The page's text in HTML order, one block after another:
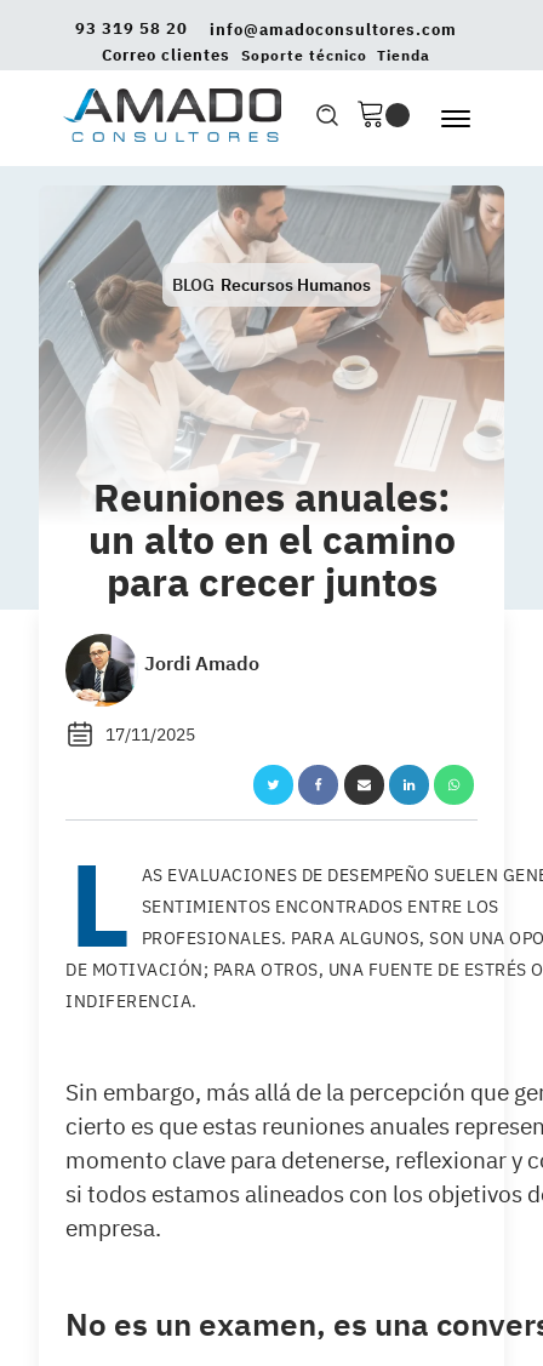
93 319 58 20
info@amadoconsultores.com
Correo clientes
Soporte técnico Tienda
BLOG Recursos Humanos
Reuniones anuales:
un alto en el camino
para crecer juntos
Jordi Amado
17/11/2025
L
AS EVALUACIONES DE DESEMPEÑO SUELEN
SENTIMIENTOS ENCONTRADOS ENTRE LOS
PROFESIONALES. PARA ALGUNOS, SON UNA
DE MOTIVACIÓN; PARA OTROS, UNA FUENTE DE ESTRÉS
INDIFERENCIA.
Sin embargo, más allá de la percepción que
cierto es que estas reuniones anuales
momento clave para detenerse, reflexionar y
si todos estamos alineados con los objetivos
empresa.
No es un examen, es una